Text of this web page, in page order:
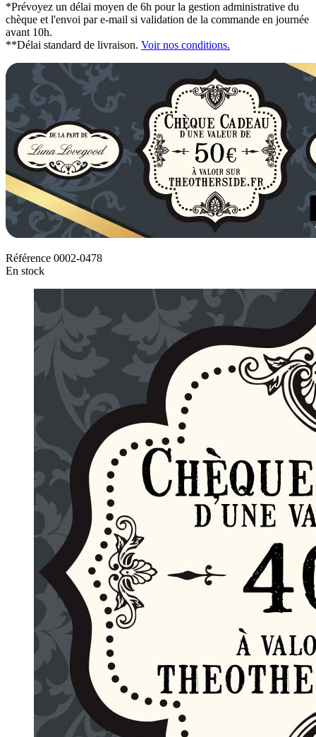
*Prévoyez un délai moyen de 6h pour la gestion administrative du
chèque et l'envoi par e-mail si validation de la commande en journée
avant 10h.
**Délai standard de livraison. Voir nos conditions.
Référence 0002-0478
En stock